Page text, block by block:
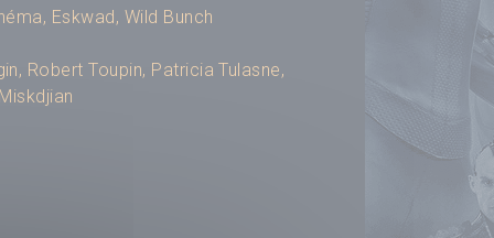
, Eskwad , Wild Bunch
, Robert Toupin, Patricia Tulasne,